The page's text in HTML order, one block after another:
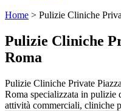
Home > Pulizie Cliniche
Pulizie Cliniche
Roma
Pulizie Cliniche Private
Roma specializzata in
attività commerciali, cliniche